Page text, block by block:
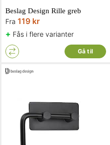
Beslag Design Rille greb
Fra 119 kr
+ Fås i flere varianter
Gå til